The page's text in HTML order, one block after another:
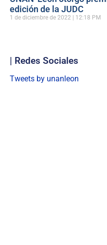
edición de la JUDC
1 de diciembre de 2022 12:18 PM
| Redes Sociales
Tweets by unanleon